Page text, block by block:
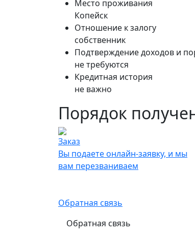
Место проживания
Копейск
Отношение к залогу
собственник
Подтверждение доходов и
не требуются
Кредитная история
не важно
Порядок
Заказ
Вы подаете онлайн-заявку, и мы
вам перезваниваем
Обратная связь
Обратная связь